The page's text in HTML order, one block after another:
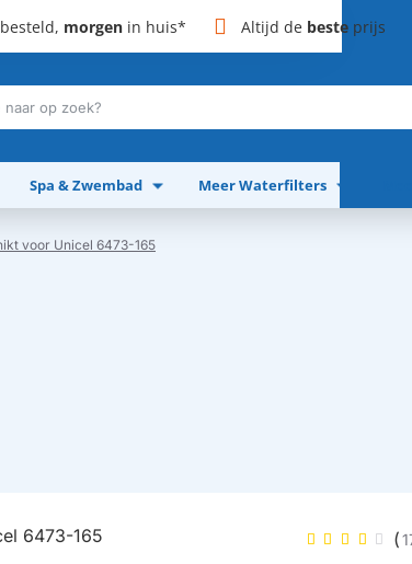
besteld, morgen in huis* Altijd de beste prijs
Spa & Zwembad Meer Waterfilters
voor Unicel 6473-165
(